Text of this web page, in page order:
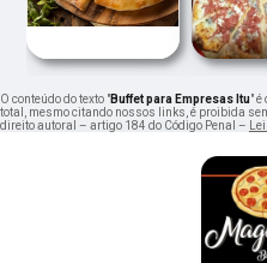
O conteúdo do texto "Buffet para Empresas Itu"
total, mesmo citando nossos links, é proibida
direito autoral – artigo 184 do Código Penal –